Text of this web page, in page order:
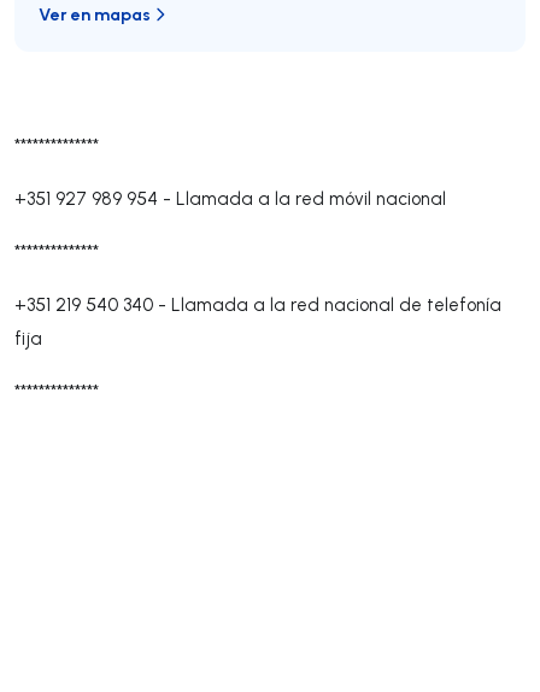
**************
+351 927 989 954 - Llamada a la red móvil nacional
**************
+351 219 540 340 - Llamada a la red nacional de telefonía
fija
**************
Ver en mapas